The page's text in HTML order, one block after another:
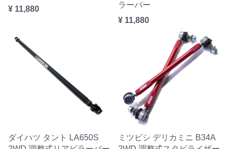
¥ 11,880
ラーバー
¥ 11,880
ダイハツ タント LA650S
ミツビシ デリカミニ B34A